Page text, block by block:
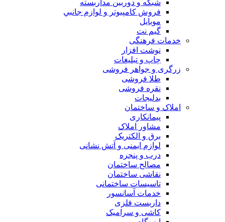
شبكه و دوربين مداربسته
فروش كامپيوتر و لوازم جانبي
موبایل
گیم نت
خدمات فرهنگی
نوشت افزار
چاپ و تبلیغات
زرگری و جواهر فروشی
طلا فروشی
نقره فروشی
بدلیجات
املاک و ساختمان
پیمانکاری
مشاور املاک
برق و الکتریک
لوازم ایمنی و آتش نشانی
درب و پنجره
مصالح ساختمان
نقاشی ساختمان
تاسیسات ساختمانی
خدمات آسانسور
داربست فلزی
کاشی و سرامیک